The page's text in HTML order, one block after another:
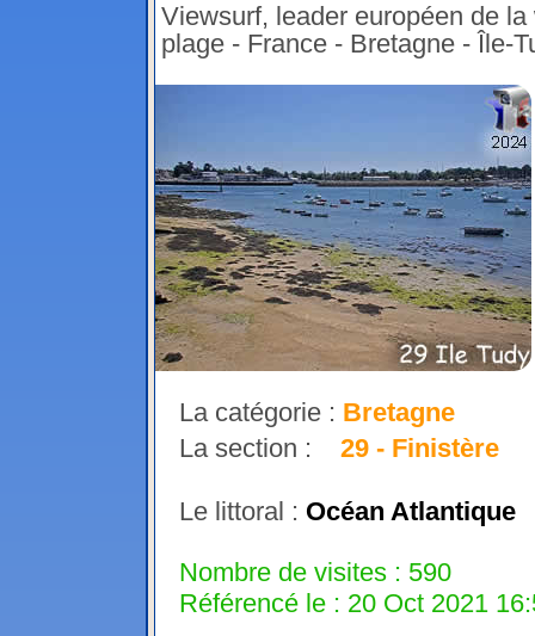
Viewsurf, leader européen de
plage - France - Bretagne - Île-
La catégorie : Bretagne
La section : 29 - Finistère
Le littoral : Océan Atlantique
Nombre de visites : 590
Référencé le : 20 Oct 2021